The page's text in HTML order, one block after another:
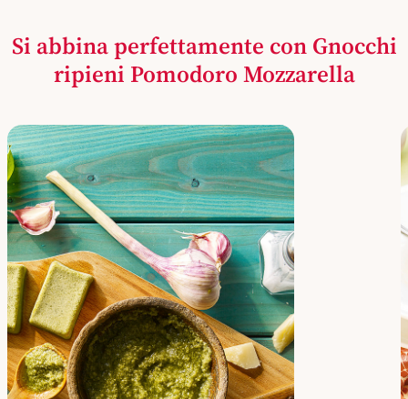
Si abbina perfettamente con Gnocchi
ripieni Pomodoro Mozzarella